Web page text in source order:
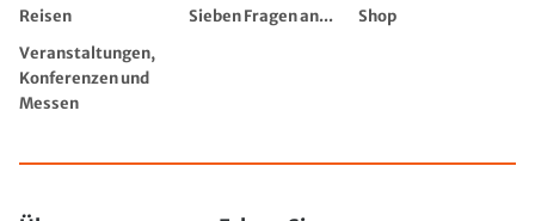
Reisen
Sieben Fragen an...
Shop
Veranstaltungen,
Konferenzen und
Messen